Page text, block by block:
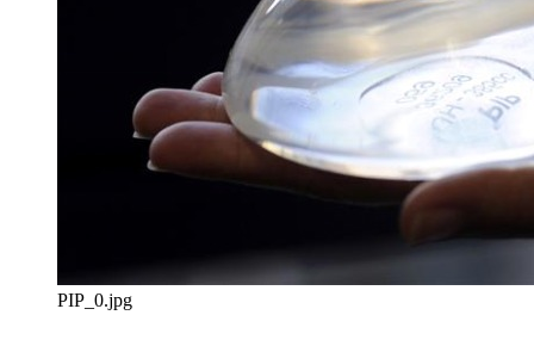
PIP_0.jpg